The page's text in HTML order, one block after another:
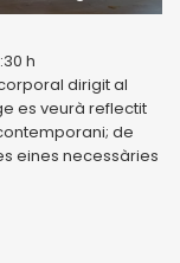
h
dirigit al
es veurà reflectit
de
eines necessàries